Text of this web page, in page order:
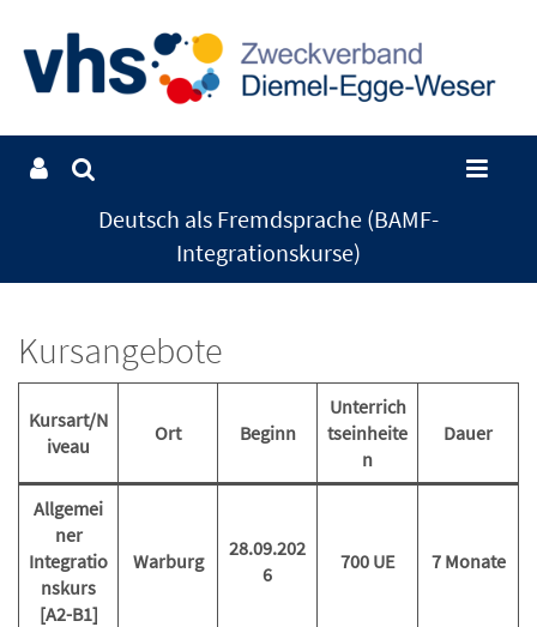
Deutsch als Fremdsprache (BAMF-
Integrationskurse)
Kursangebote
Kursart/N
iveau
Ort Beginn
Unterrich
tseinheite
n
Dauer
Allgemei
ner
Integratio
nskurs
[A2-B1]
Warburg
28.09.202
6
700 UE 7 Monate